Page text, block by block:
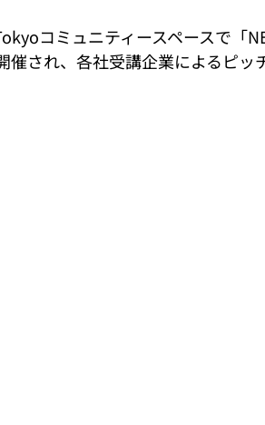
コミュニティースペースで 「
催され、各社受講企業によるピッ